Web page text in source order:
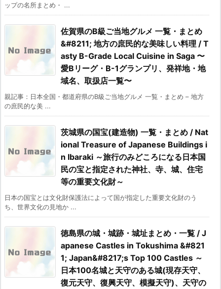
ップの名所まとめ・ ...
佐賀県のB級ご当地グルメ 一覧・まとめ
&#8211; 地方の庶民的な美味しい料理 / T
asty B-Grade Local Cuisine in Saga 〜
愛Bリーグ・B-1グランプリ、発祥地・地
域名、取扱店一覧〜
親記事：日本全国・都道府県のB級ご当地グルメ 一覧・まとめ – 地方
の庶民的な美 ...
茨城県の国宝(建造物) 一覧・まとめ / Nat
ional Treasure of Japanese Buildings i
n Ibaraki ～旅行のみどころになる日本国
民の宝と指定された神社、寺、城、住宅
等の重要文化財～
日本の国宝とは文化財保護法によって国が指定した重要文化財のう
ち、世界文化の見地か ...
徳島県の城・城跡・城址まとめ・一覧 / J
apanese Castles in Tokushima &#821
1; Japan&#8217;s Top 100 Castles ～
日本100名城と天守のある城(現存天守、
復元天守、復興天守、模擬天守)、天守の